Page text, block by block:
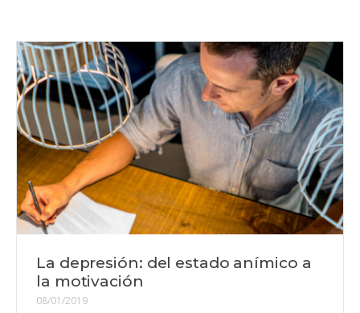
La depresión: del estado anímico a
la motivación
08/01/2019